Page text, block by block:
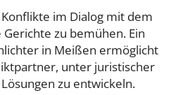
im Dialog mit dem
zu bemühen. Ein
in Meißen ermöglicht
unter juristischer
zu entwickeln.